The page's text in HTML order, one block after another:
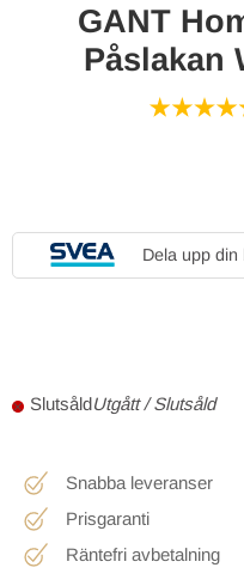
GANT
Påslakan
Dela upp
Utgått / Slutsåld
Snabba leveranser
Prisgaranti
Räntefri avbetalning